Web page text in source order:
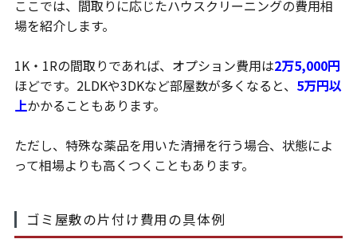
ここでは、間取りに応じたハウスクリーニングの費用相
場を紹介します。
1K・1Rの間取りであれば、オプション費用は2万5,000円
ほどです。2LDKや3DKなど部屋数が多くなると、 5万円以
上かかることもあります。
ただし、特殊な薬品を用いた清掃を行う場合、状態によ
って相場よりも高くつくこともあります。
ゴミ屋敷の片付け費用の具体例